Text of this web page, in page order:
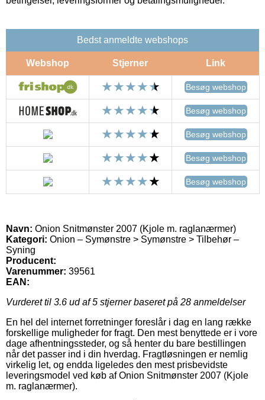
Bedst anmeldte webshops
Webshop Stjerner Link
Besøg webshop
Besøg webshop
Besøg webshop
Besøg webshop
Besøg webshop
Navn: Onion Snitmønster 2007 (Kjole m. raglanærmer)
Kategori: Onion – Symønstre > Symønstre > Tilbehør –
Syning
Producent:
Varenummer: 39561
EAN:
Vurderet til 3.6 ud af 5 stjerner baseret på 28 anmeldelser
En hel del internet forretninger foreslår i dag en lang række
forskellige muligheder for fragt. Den mest benyttede er i vore
dage afhentningssteder, og så henter du bare bestillingen
når det passer ind i din hverdag. Fragtløsningen er nemlig
virkelig let, og endda ligeledes den mest prisbevidste
leveringsmodel ved køb af Onion Snitmønster 2007 (Kjole
m. raglanærmer).